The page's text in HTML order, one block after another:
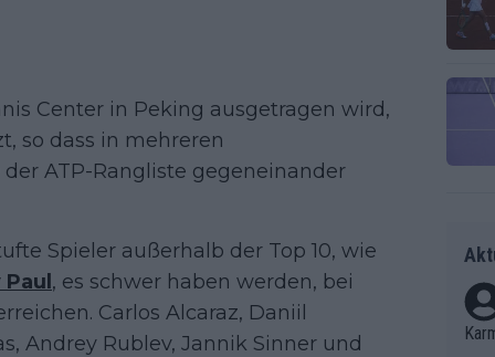
Center in Peking ausgetragen wird,
so dass in mehreren
ATP-Rangliste gegeneinander
Spieler außerhalb der Top 10, wie
, es schwer haben werden, bei
Carlos Alcaraz, Daniil
Andrey Rublev, Jannik Sinner und